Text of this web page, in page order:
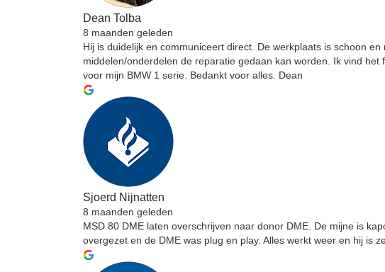
Dean Tolba
8 maanden geleden
Hij is duidelijk en communiceert direct. De werkplaats is schoon
middelen/onderdelen de reparatie gedaan kan worden. Ik vind
voor mijn BMW 1 serie. Bedankt voor alles. Dean
Sjoerd Nijnatten
8 maanden geleden
MSD 80 DME laten overschrijven naar donor DME. De mijne is
overgezet en de DME was plug en play. Alles werkt weer en hij is